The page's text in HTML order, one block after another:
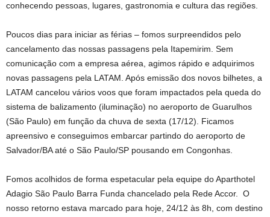
conhecendo pessoas, lugares, gastronomia e cultura das regiões.
Poucos dias para iniciar as férias – fomos surpreendidos pelo
cancelamento das nossas passagens pela Itapemirim. Sem
comunicação com a empresa aérea, agimos rápido e adquirimos
novas passagens pela LATAM. Após emissão dos novos bilhetes, a
LATAM cancelou vários voos que foram impactados pela queda do
sistema de balizamento (iluminação) no aeroporto de Guarulhos
(São Paulo) em função da chuva de sexta (17/12). Ficamos
apreensivo e conseguimos embarcar partindo do aeroporto de
Salvador/BA até o São Paulo/SP pousando em Congonhas.
Fomos acolhidos de forma espetacular pela equipe do Aparthotel
Adagio São Paulo Barra Funda chancelado pela Rede Accor. O
nosso retorno estava marcado para hoje, 24/12 às 8h, com destino